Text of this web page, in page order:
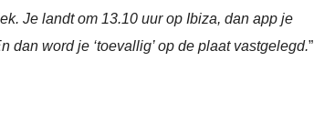
Je landt om 13.10 uur op Ibiza, dan app je
dan word je ‘toevallig’ op de plaat vastgelegd.”